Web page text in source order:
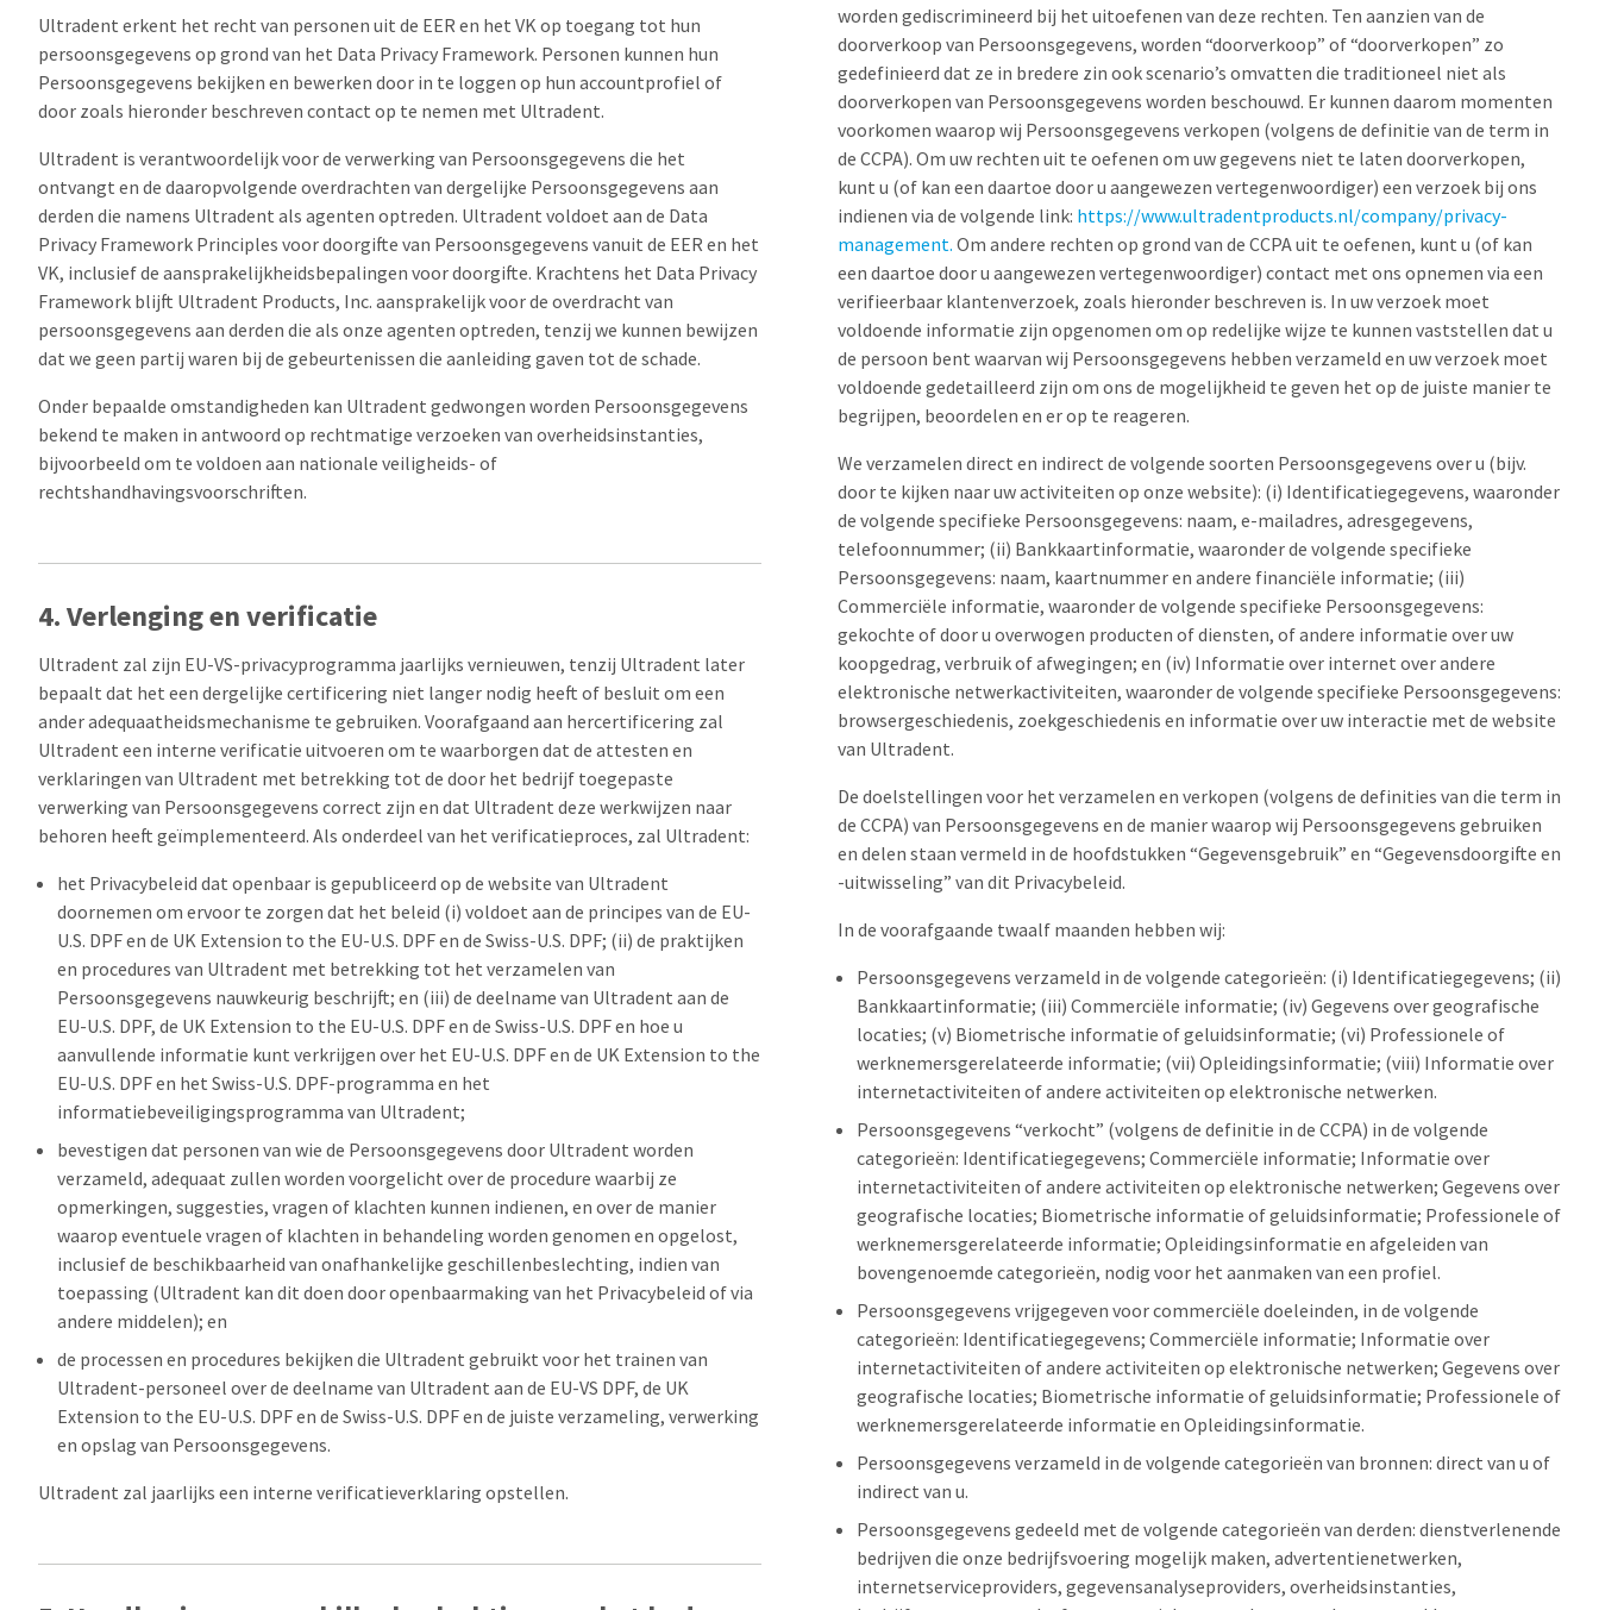
Ultradent erkent het recht van personen uit de EER en het VK op toegang tot hun
persoonsgegevens op grond van het Data Privacy Framework. Personen kunnen hun
Persoonsgegevens bekijken en bewerken door in te loggen op hun accountprofiel of
door zoals hieronder beschreven contact op te nemen met Ultradent.
Ultradent is verantwoordelijk voor de verwerking van Persoonsgegevens die het
ontvangt en de daaropvolgende overdrachten van dergelijke Persoonsgegevens aan
derden die namens Ultradent als agenten optreden. Ultradent voldoet aan de Data
Privacy Framework Principles voor doorgifte van Persoonsgegevens vanuit de EER en het
VK, inclusief de aansprakelijkheidsbepalingen voor doorgifte. Krachtens het Data Privacy
Framework blijft Ultradent Products, Inc. aansprakelijk voor de overdracht van
persoonsgegevens aan derden die als onze agenten optreden, tenzij we kunnen bewijzen
dat we geen partij waren bij de gebeurtenissen die aanleiding gaven tot de schade.
Onder bepaalde omstandigheden kan Ultradent gedwongen worden Persoonsgegevens
bekend te maken in antwoord op rechtmatige verzoeken van overheidsinstanties,
bijvoorbeeld om te voldoen aan nationale veiligheids- of
rechtshandhavingsvoorschriften.
4. Verlenging en verificatie
Ultradent zal zijn EU-VS-privacyprogramma jaarlijks vernieuwen, tenzij Ultradent later
bepaalt dat het een dergelijke certificering niet langer nodig heeft of besluit om een
ander adequaatheidsmechanisme te gebruiken. Voorafgaand aan hercertificering zal
Ultradent een interne verificatie uitvoeren om te waarborgen dat de attesten en
verklaringen van Ultradent met betrekking tot de door het bedrijf toegepaste
verwerking van Persoonsgegevens correct zijn en dat Ultradent deze werkwijzen naar
behoren heeft geïmplementeerd. Als onderdeel van het verificatieproces, zal Ultradent:
het Privacybeleid dat openbaar is gepubliceerd op de website van Ultradent
doornemen om ervoor te zorgen dat het beleid (i) voldoet aan de principes van de EU-
U.S. DPF en de UK Extension to the EU-U.S. DPF en de Swiss-U.S. DPF; (ii) de praktijken
en procedures van Ultradent met betrekking tot het verzamelen van
Persoonsgegevens nauwkeurig beschrijft; en (iii) de deelname van Ultradent aan de
EU-U.S. DPF, de UK Extension to the EU-U.S. DPF en de Swiss-U.S. DPF en hoe u
aanvullende informatie kunt verkrijgen over het EU-U.S. DPF en de UK Extension to the
EU-U.S. DPF en het Swiss-U.S. DPF-programma en het
informatiebeveiligingsprogramma van Ultradent;
bevestigen dat personen van wie de Persoonsgegevens door Ultradent worden
verzameld, adequaat zullen worden voorgelicht over de procedure waarbij ze
opmerkingen, suggesties, vragen of klachten kunnen indienen, en over de manier
waarop eventuele vragen of klachten in behandeling worden genomen en opgelost,
inclusief de beschikbaarheid van onafhankelijke geschillenbeslechting, indien van
toepassing (Ultradent kan dit doen door openbaarmaking van het Privacybeleid of via
andere middelen); en
de processen en procedures bekijken die Ultradent gebruikt voor het trainen van
Ultradent-personeel over de deelname van Ultradent aan de EU-VS DPF, de UK
Extension to the EU-U.S. DPF en de Swiss-U.S. DPF en de juiste verzameling, verwerking
en opslag van Persoonsgegevens.
Ultradent zal jaarlijks een interne verificatieverklaring opstellen.
worden gediscrimineerd bij het uitoefenen van deze rechten. Ten aanzien van de
doorverkoop van Persoonsgegevens, worden “doorverkoop” of “doorverkopen” zo
gedefinieerd dat ze in bredere zin ook scenario’s omvatten die traditioneel niet als
doorverkopen van Persoonsgegevens worden beschouwd. Er kunnen daarom momenten
voorkomen waarop wij Persoonsgegevens verkopen (volgens de definitie van de term in
de CCPA). Om uw rechten uit te oefenen om uw gegevens niet te laten doorverkopen,
kunt u (of kan een daartoe door u aangewezen vertegenwoordiger) een verzoek bij ons
indienen via de volgende link: https://www.ultradentproducts.nl/company/privacy-
management. Om andere rechten op grond van de CCPA uit te oefenen, kunt u (of kan
een daartoe door u aangewezen vertegenwoordiger) contact met ons opnemen via een
verifieerbaar klantenverzoek, zoals hieronder beschreven is. In uw verzoek moet
voldoende informatie zijn opgenomen om op redelijke wijze te kunnen vaststellen dat u
de persoon bent waarvan wij Persoonsgegevens hebben verzameld en uw verzoek moet
voldoende gedetailleerd zijn om ons de mogelijkheid te geven het op de juiste manier te
begrijpen, beoordelen en er op te reageren.
We verzamelen direct en indirect de volgende soorten Persoonsgegevens over u (bijv.
door te kijken naar uw activiteiten op onze website): (i) Identificatiegegevens, waaronder
de volgende specifieke Persoonsgegevens: naam, e-mailadres, adresgegevens,
telefoonnummer; (ii) Bankkaartinformatie, waaronder de volgende specifieke
Persoonsgegevens: naam, kaartnummer en andere financiële informatie; (iii)
Commerciële informatie, waaronder de volgende specifieke Persoonsgegevens:
gekochte of door u overwogen producten of diensten, of andere informatie over uw
koopgedrag, verbruik of afwegingen; en (iv) Informatie over internet over andere
elektronische netwerkactiviteiten, waaronder de volgende specifieke Persoonsgegevens:
browsergeschiedenis, zoekgeschiedenis en informatie over uw interactie met de website
van Ultradent.
De doelstellingen voor het verzamelen en verkopen (volgens de definities van die term in
de CCPA) van Persoonsgegevens en de manier waarop wij Persoonsgegevens gebruiken
en delen staan vermeld in de hoofdstukken “Gegevensgebruik” en “Gegevensdoorgifte en
-uitwisseling” van dit Privacybeleid.
In de voorafgaande twaalf maanden hebben wij:
Persoonsgegevens verzameld in de volgende categorieën: (i) Identificatiegegevens; (ii)
Bankkaartinformatie; (iii) Commerciële informatie; (iv) Gegevens over geografische
locaties; (v) Biometrische informatie of geluidsinformatie; (vi) Professionele of
werknemersgerelateerde informatie; (vii) Opleidingsinformatie; (viii) Informatie over
internetactiviteiten of andere activiteiten op elektronische netwerken.
Persoonsgegevens “verkocht” (volgens de definitie in de CCPA) in de volgende
categorieën: Identificatiegegevens; Commerciële informatie; Informatie over
internetactiviteiten of andere activiteiten op elektronische netwerken; Gegevens over
geografische locaties; Biometrische informatie of geluidsinformatie; Professionele of
werknemersgerelateerde informatie; Opleidingsinformatie en afgeleiden van
bovengenoemde categorieën, nodig voor het aanmaken van een profiel.
Persoonsgegevens vrijgegeven voor commerciële doeleinden, in de volgende
categorieën: Identificatiegegevens; Commerciële informatie; Informatie over
internetactiviteiten of andere activiteiten op elektronische netwerken; Gegevens over
geografische locaties; Biometrische informatie of geluidsinformatie; Professionele of
werknemersgerelateerde informatie en Opleidingsinformatie.
Persoonsgegevens verzameld in de volgende categorieën van bronnen: direct van u of
indirect van u.
Persoonsgegevens gedeeld met de volgende categorieën van derden: dienstverlenende
bedrijven die onze bedrijfsvoering mogelijk maken, advertentienetwerken,
internetserviceproviders, gegevensanalyseproviders, overheidsinstanties,